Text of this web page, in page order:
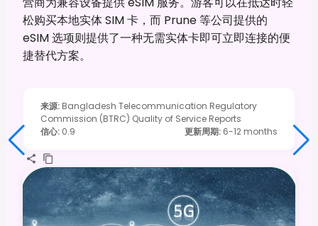
松购买本地实体 SIM 卡，而 Prune 等公司提供的
eSIM 选项则提供了一种无需实体卡即可立即连接的便
捷替代方案。
来源: Bangladesh Telecommunication Regulatory
Commission (BTRC) Quality of Service Reports
信心: 0.9 更新周期: 6-12 months